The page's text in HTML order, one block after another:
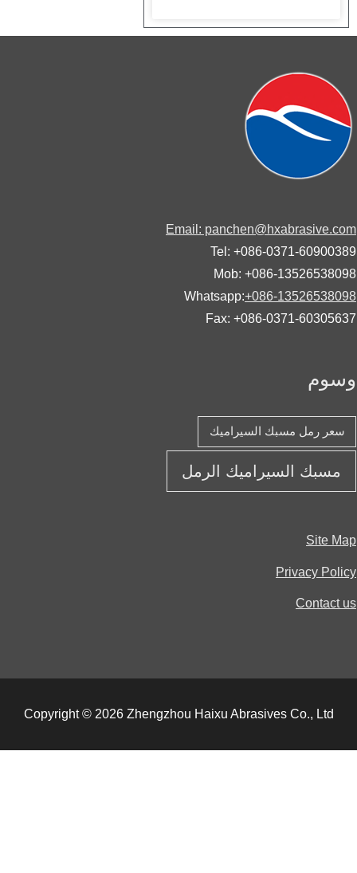
Email:
Tel: +086-0371-
Mob: +086-
Whatsapp:+086-
Fax: +086-0371-
رمل مسبك السيراميك
مسبك السيراميك الرمل
Site
Privacy
Contact
Copyright © 2026 Zhengzhou Haixu Abrasives Co., Ltd